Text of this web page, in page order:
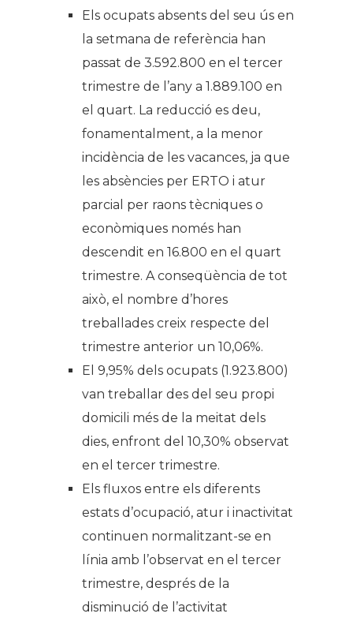
Els ocupats absents del seu ús en
la setmana de referència han
passat de 3.592.800 en el tercer
trimestre de l’any a 1.889.100 en
el quart. La reducció es deu,
fonamentalment, a la menor
incidència de les vacances, ja que
les absències per ERTO i atur
parcial per raons tècniques o
econòmiques només han
descendit en 16.800 en el quart
trimestre. A conseqüència de tot
això, el nombre d’hores
treballades creix respecte del
trimestre anterior un 10,06%.
El 9,95% dels ocupats (1.923.800)
van treballar des del seu propi
domicili més de la meitat dels
dies, enfront del 10,30% observat
en el tercer trimestre.
Els fluxos entre els diferents
estats d’ocupació, atur i inactivitat
continuen normalitzant-se en
línia amb l’observat en el tercer
trimestre, després de la
disminució de l’activitat